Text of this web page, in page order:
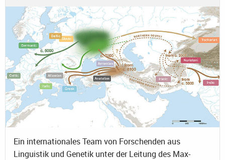
Ein internationales Team von Forschenden aus
Linguistik und Genetik unter der Leitung des Max-